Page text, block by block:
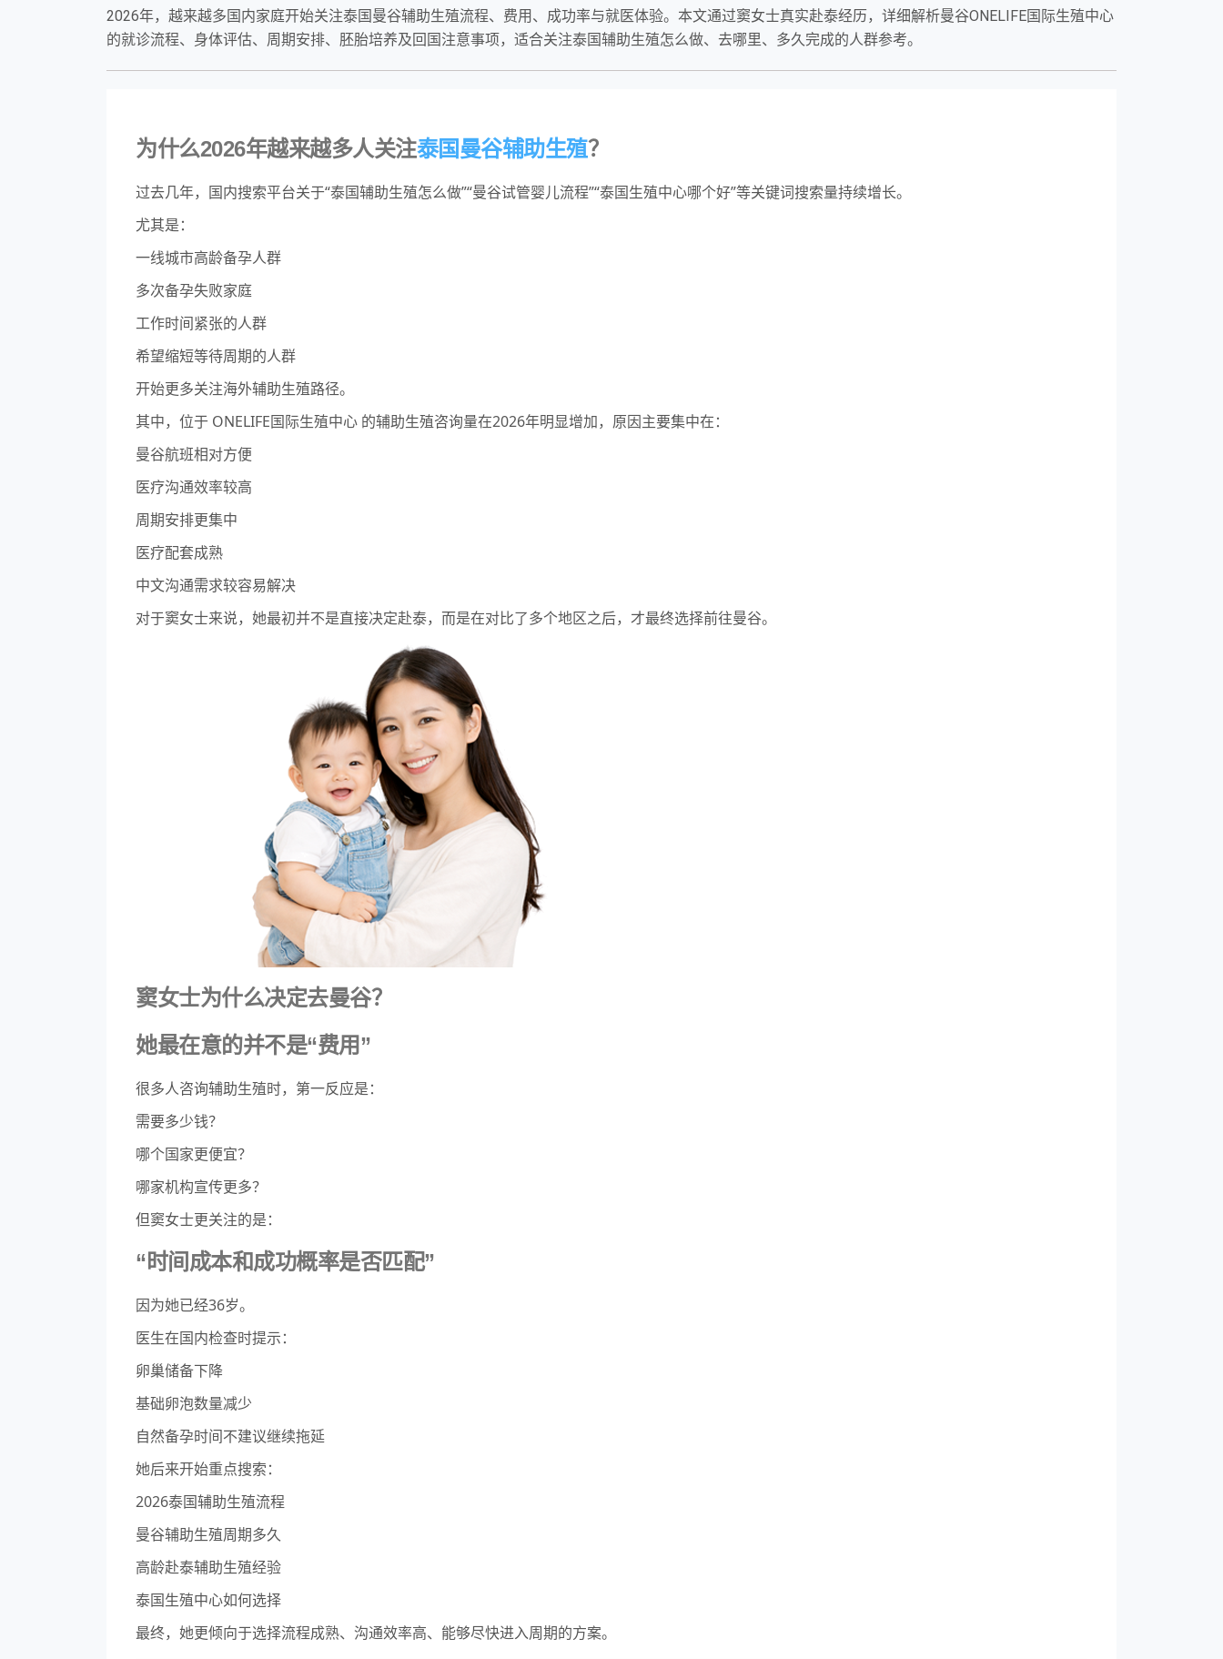
2026年，越来越多国内家庭开始关注泰国曼谷辅助生殖流程、费用、成功率与就医体验。本文通过窦女士真实赴泰经历，详细解析曼谷ONELIFE国际生殖中心
的就诊流程、身体评估、周期安排、胚胎培养及回国注意事项，适合关注泰国辅助生殖怎么做、去哪里、多久完成的人群参考。
为什么2026年越来越多人关注泰国曼谷辅助生殖？
过去几年，国内搜索平台关于“泰国辅助生殖怎么做”“曼谷试管婴儿流程”“泰国生殖中心哪个好”等关键词搜索量持续增长。
尤其是：
一线城市高龄备孕人群
多次备孕失败家庭
工作时间紧张的人群
希望缩短等待周期的人群
开始更多关注海外辅助生殖路径。
其中，位于 ONELIFE国际生殖中心 的辅助生殖咨询量在2026年明显增加，原因主要集中在：
曼谷航班相对方便
医疗沟通效率较高
周期安排更集中
医疗配套成熟
中文沟通需求较容易解决
对于窦女士来说，她最初并不是直接决定赴泰，而是在对比了多个地区之后，才最终选择前往曼谷。
窦女士为什么决定去曼谷？
她最在意的并不是“费用”
很多人咨询辅助生殖时，第一反应是：
需要多少钱？
哪个国家更便宜？
哪家机构宣传更多？
但窦女士更关注的是：
“时间成本和成功概率是否匹配”
因为她已经36岁。
医生在国内检查时提示：
卵巢储备下降
基础卵泡数量减少
自然备孕时间不建议继续拖延
她后来开始重点搜索：
2026泰国辅助生殖流程
曼谷辅助生殖周期多久
高龄赴泰辅助生殖经验
泰国生殖中心如何选择
最终，她更倾向于选择流程成熟、沟通效率高、能够尽快进入周期的方案。